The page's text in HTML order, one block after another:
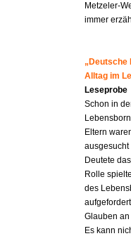
Metzeler-
immer
„Deutsche
Alltag im
Leseprobe
Schon in
Eltern
Deutete
Rolle
des
Glauben
Es kann